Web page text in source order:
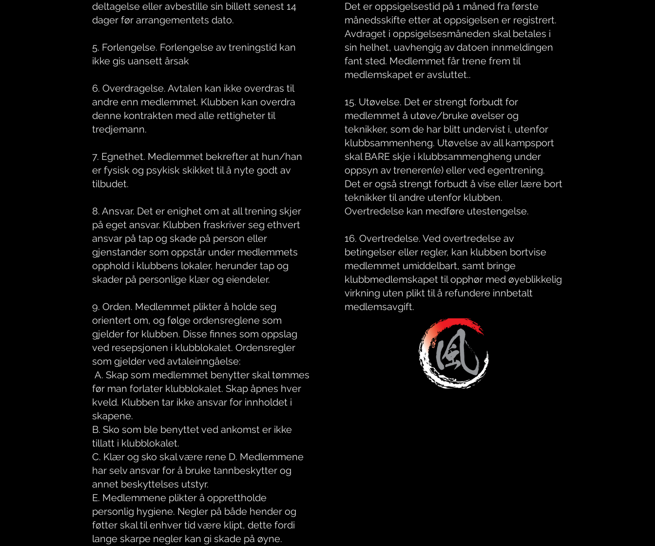
deltagelse eller avbestille sin billett senest 14
dager før arrangementets dato.
5. Forlengelse. Forlengelse av treningstid kan
ikke gis uansett årsak
6. Overdragelse. Avtalen kan ikke overdras til
andre enn medlemmet. Klubben kan overdra
denne kontrakten med alle rettigheter til
tredjemann.
7. Egnethet. Medlemmet bekrefter at hun/han
er fysisk og psykisk skikket til å nyte godt av
tilbudet.
8. Ansvar. Det er enighet om at all trening skjer
på eget ansvar. Klubben fraskriver seg ethvert
ansvar på tap og skade på person eller
gjenstander som oppstår under medlemmets
opphold i klubbens lokaler, herunder tap og
skader på personlige klær og eiendeler.
9. Orden. Medlemmet plikter å holde seg
orientert om, og følge ordensreglene som
gjelder for klubben. Disse finnes som oppslag
ved resepsjonen i klubblokalet. Ordensregler
som gjelder ved avtaleinngåelse:
A. Skap som medlemmet benytter skal tømmes
før man forlater klubblokalet. Skap åpnes hver
kveld. Klubben tar ikke ansvar for innholdet i
skapene.
B. Sko som ble benyttet ved ankomst er ikke
tillatt i klubblokalet.
C. Klær og sko skal være rene D. Medlemmene
har selv ansvar for å bruke tannbeskytter og
annet beskyttelses utstyr.
E. Medlemmene plikter å opprettholde
personlig hygiene. Negler på både hender og
føtter skal til enhver tid være klipt, dette fordi
lange skarpe negler kan gi skade på øyne.
Det er oppsigelsestid på 1 måned fra første
månedsskifte etter at oppsigelsen er registrert.
Avdraget i oppsigelsesmåneden skal betales i
sin helhet, uavhengig av datoen innmeldingen
fant sted. Medlemmet får trene frem til
medlemskapet er avsluttet..
15. Utøvelse. Det er strengt forbudt for
medlemmet å utøve/bruke øvelser og
teknikker, som de har blitt undervist i, utenfor
klubbsammenheng. Utøvelse av all kampsport
skal BARE skje i klubbsammengheng under
oppsyn av treneren(e) eller ved egentrening.
Det er også strengt forbudt å vise eller lære bort
teknikker til andre utenfor klubben.
Overtredelse kan medføre utestengelse.
16. Overtredelse. Ved overtredelse av
betingelser eller regler, kan klubben bortvise
medlemmet umiddelbart, samt bringe
klubbmedlemskapet til opphør med øyeblikkelig
virkning uten plikt til å refundere innbetalt
medlemsavgift.